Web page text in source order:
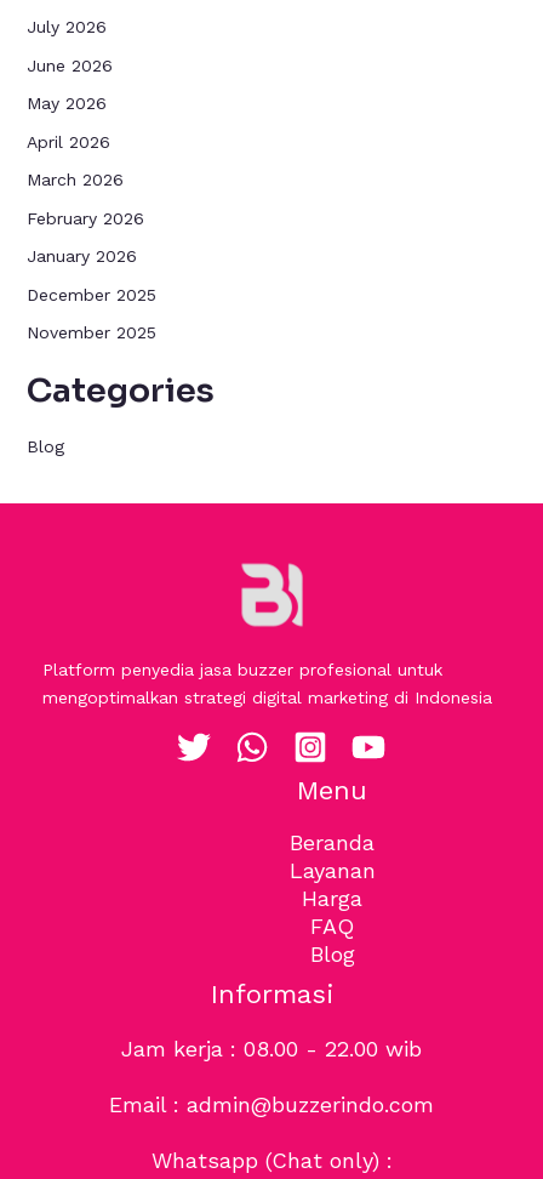
July 2026
June 2026
May 2026
April 2026
March 2026
February 2026
January 2026
December 2025
November 2025
Categories
Blog
Platform penyedia jasa buzzer profesional untuk
mengoptimalkan strategi digital marketing di Indonesia
Menu
Beranda
Layanan
Harga
FAQ
Blog
Informasi
Jam kerja : 08.00 - 22.00 wib
Email : admin@buzzerindo.com
Whatsapp (Chat only) :